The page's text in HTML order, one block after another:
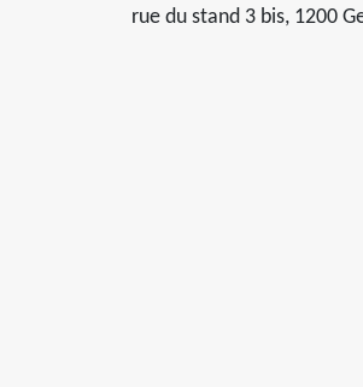
rue du stand 3 bis, 1200